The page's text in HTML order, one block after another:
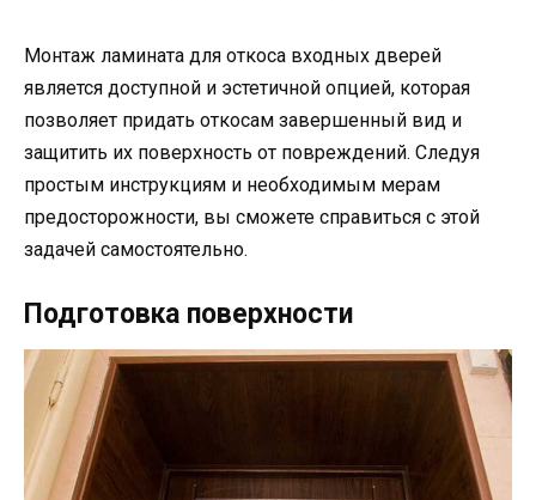
Монтаж ламината для откоса входных дверей
является доступной и эстетичной опцией, которая
позволяет придать откосам завершенный вид и
защитить их поверхность от повреждений. Следуя
простым инструкциям и необходимым мерам
предосторожности, вы сможете справиться с этой
задачей самостоятельно.
Подготовка поверхности